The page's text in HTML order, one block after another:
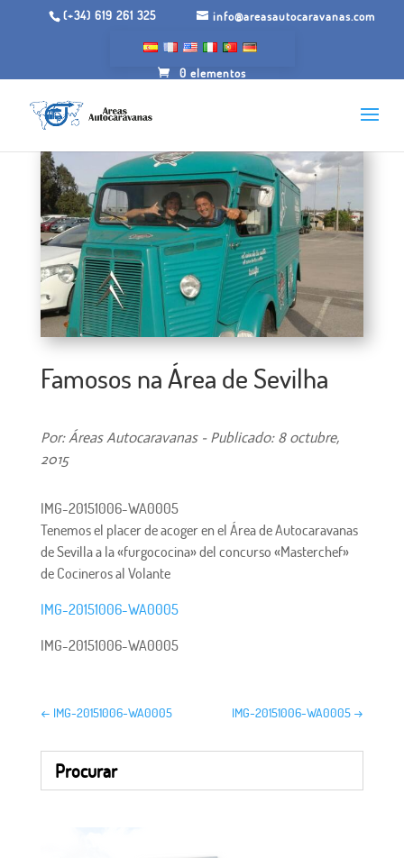
(+34) 619 261 325 info@areasautocaravanas.com
0 elementos
Famosos na Área de Sevilha
Por: Áreas Autocaravanas - Publicado: 8 octubre,
2015
IMG-20151006-WA0005
Tenemos el placer de acoger en el Área de Autocaravanas
de Sevilla a la «furgococina» del concurso «Masterchef»
de Cocineros al Volante
IMG-20151006-WA0005
IMG-20151006-WA0005
← IMG-20151006-WA0005 IMG-20151006-WA0005 →